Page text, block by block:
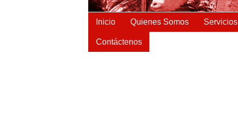
Inicio Quienes Somos Servicios
Contáctenos